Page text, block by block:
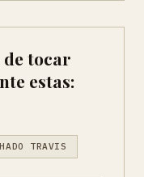
tocar
estas:
TRAVIS